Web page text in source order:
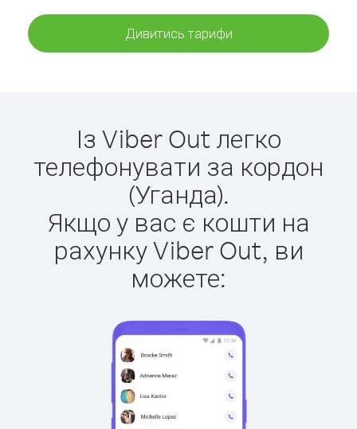
Дивитись тарифи
Із Viber Out легко
телефонувати за кордон
(Уганда).
Якщо у вас є кошти на
рахунку Viber Out, ви
можете: